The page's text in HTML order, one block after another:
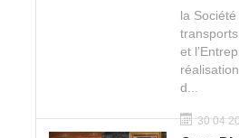
la
et
d...
30 04